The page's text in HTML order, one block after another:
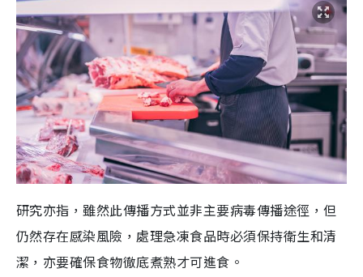
研究亦指，雖然此傳播方式並非主要病毒傳播途徑，但
仍然存在感染風險，處理急凍食品時必須保持衛生和清
潔 ， 亦要確保食物徹底煮熟才可進食。